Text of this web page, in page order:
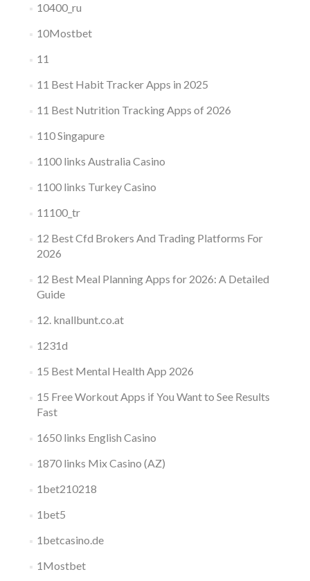
10400_ru
10Mostbet
11
11 Best Habit Tracker Apps in 2025
11 Best Nutrition Tracking Apps of 2026
110 Singapure
1100 links Australia Casino
1100 links Turkey Casino
11100_tr
12 Best Cfd Brokers And Trading Platforms For
2026
12 Best Meal Planning Apps for 2026: A Detailed
Guide
12. knallbunt.co.at
1231d
15 Best Mental Health App 2026
15 Free Workout Apps if You Want to See Results
Fast
1650 links English Casino
1870 links Mix Casino (AZ)
1bet210218
1bet5
1betcasino.de
1Mostbet